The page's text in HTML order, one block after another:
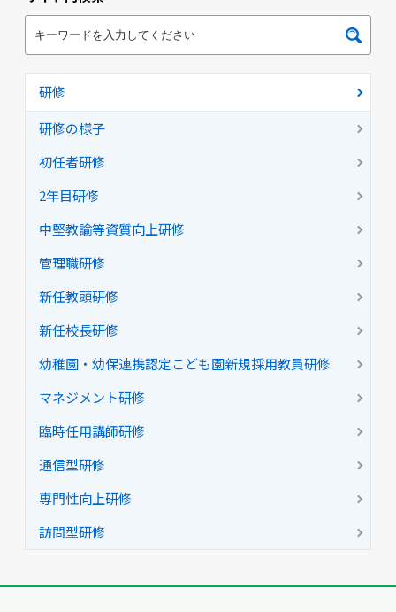
研修
研修の様子
初任者研修
2年目研修
中堅教諭等資質向上研修
管理職研修
新任教頭研修
新任校長研修
幼稚園・幼保連携認定こども園新規採用教員研修
マネジメント研修
臨時任用講師研修
通信型研修
専門性向上研修
訪問型研修